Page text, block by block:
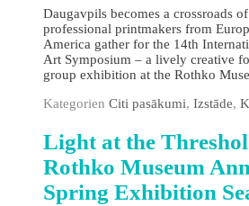
Daugavpils becomes a crossroads
professional printmakers from
America gather for the 14th
Art Symposium – a lively creative
group exhibition at the Rothko
Kategorien Citi pasākumi, Izstāde,
Light at the
Rothko Museum
Spring Exhibition